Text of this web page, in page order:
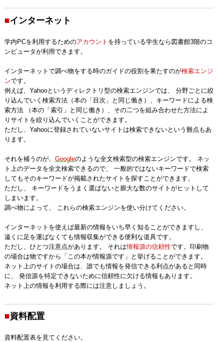
■インターネット
学内PCを利用するためのアカウント を持っている学生なら図書館3階のコ
ンピュータが利用できます。
インターネットで調べ物をする時のガイドの役割を果たすのが検索エンジ
ンです。
例えば、Yahooというディレクトリ型の検索エンジンでは、 分野ごとに絞
り込んでいく検索方法（本の「目次」と同じ働き）、キーワードによる検
索方法 （本の「索引」と同じ働き）、その二つを組み合わせた方法によ
りサイトを絞り込んでいくことができます。
ただし、Yahooに登録されていないサイトは検索できないという難点もあ
ります。
それを補うのが、 Googleのような全文検索型の検索エンジンです。 ネッ
ト上のデータを全文検索できるので、 一般的ではないキーワードで検索
してもそのキーワードが掲載されたサイトを探すことができます。
ただし、 キーワードをうまく選ばないと膨大な数のサイトがヒットして
しまいます。
調べ物によって、 これらの検索エンジンを使い分けてください。
インターネットを使えば最新の情報をいち早く知ることができますし、
遠くに足を運ばなくても情報収集ができる便利な道具です。
ただし、ひとつ注意点があります。 それは情報源の信頼性です。印刷物
の場合は物ですから「この本が情報源です」と挙げることができます。
ネット上のサイトの場合は、誰でも情報を発信できる利点があると同時
に、 発信源を特定できないために信頼性に欠ける情報もあります。
ネット上の情報を利用する際には注意しましょう。
■資料配置
資料配置表を見てください。